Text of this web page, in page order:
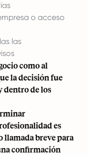
o acceso
las
como al
la decisión fue
dentro de los
es
llamada breve para
confirmación